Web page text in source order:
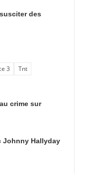
des
3 Tnt
crime sur
Johnny Hallyday